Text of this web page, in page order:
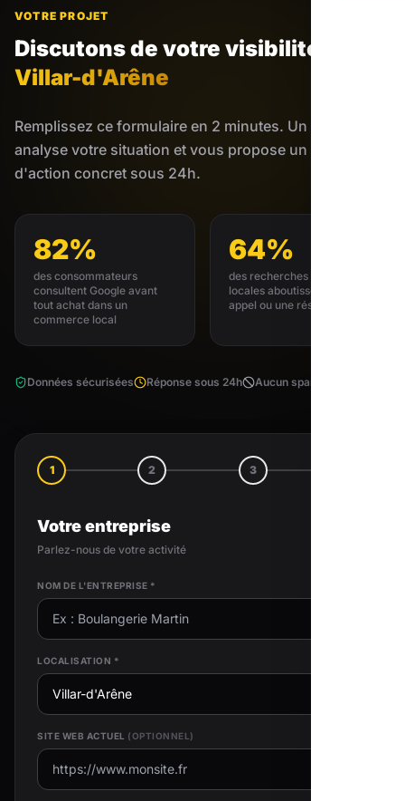
VOTRE PROJET
Discutons de votre visibilité
Villar-d'Arêne
Remplissez ce formulaire en 2 minutes. Un expert
analyse votre situation et vous propose un plan
d'action concret sous 24h.
82%
des consommateurs
consultent Google avant
tout achat dans un
commerce local
64%
des recherches GMB
locales aboutissent à un
appel ou une réservation
Données sécurisées Réponse sous 24h Aucun spam
1 2 3
Votre entreprise
Parlez-nous de votre activité
NOM DE L'ENTREPRISE *
LOCALISATION *
SITE WEB ACTUEL (OPTIONNEL)